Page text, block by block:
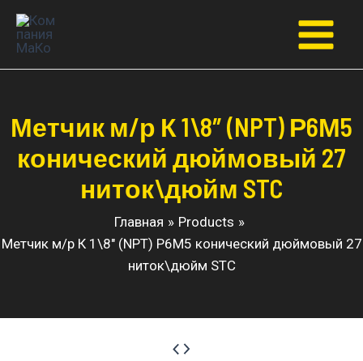
Перейти
содержимому
Main
Метчик м/р К 1\8″ (NPT) Р6М5
конический дюймовый 27
ниток\дюйм STC
Главная
Products
Метчик м/р К 1\8″ (NPT) Р6М5 конический дюймовый 27
ниток\дюйм STC